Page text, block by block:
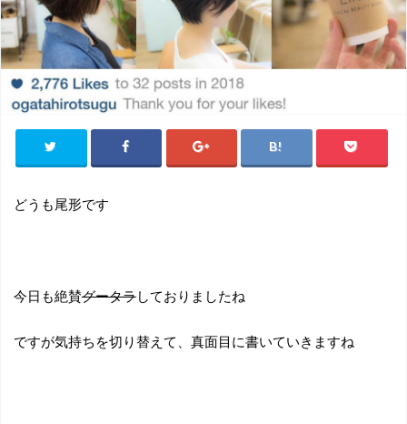
どうも尾形です
今日も絶賛グータラしておりましたね
ですが気持ちを切り替えて、真面目に書いていきますね